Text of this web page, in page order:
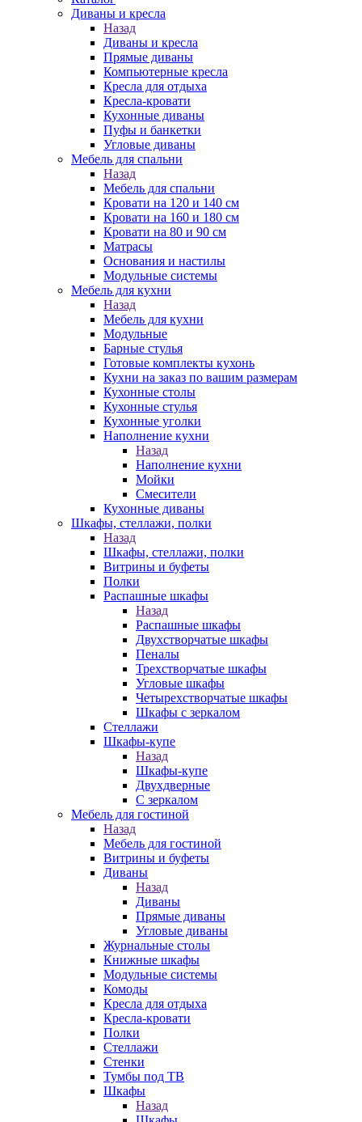
Диваны и кресла
Назад
Диваны и кресла
Прямые диваны
Компьютерные кресла
Кресла для отдыха
Кресла-кровати
Кухонные диваны
Пуфы и банкетки
Угловые диваны
Мебель для спальни
Назад
Мебель для спальни
Кровати на 120 и 140 см
Кровати на 160 и 180 см
Кровати на 80 и 90 см
Матрасы
Основания и настилы
Модульные системы
Мебель для кухни
Назад
Мебель для кухни
Модульные
Барные стулья
Готовые комплекты кухонь
Кухни на заказ по вашим размерам
Кухонные столы
Кухонные стулья
Кухонные уголки
Наполнение кухни
Назад
Наполнение кухни
Мойки
Смесители
Кухонные диваны
Шкафы, стеллажи, полки
Назад
Шкафы, стеллажи, полки
Витрины и буфеты
Полки
Распашные шкафы
Назад
Распашные шкафы
Двухстворчатые шкафы
Пеналы
Трехстворчатые шкафы
Угловые шкафы
Четырехстворчатые шкафы
Шкафы с зеркалом
Стеллажи
Шкафы-купе
Назад
Шкафы-купе
Двухдверные
С зеркалом
Мебель для гостиной
Назад
Мебель для гостиной
Витрины и буфеты
Диваны
Назад
Диваны
Прямые диваны
Угловые диваны
Журнальные столы
Книжные шкафы
Модульные системы
Комоды
Кресла для отдыха
Кресла-кровати
Полки
Стеллажи
Стенки
Тумбы под ТВ
Шкафы
Назад